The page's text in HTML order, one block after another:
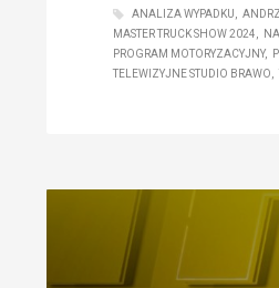
ANALIZA WYPADKU
MASTER TRUCK SHOW 2024
PROGRAM MOTORYZACYJNY
TELEWIZYJNE STUDIO BRAWO